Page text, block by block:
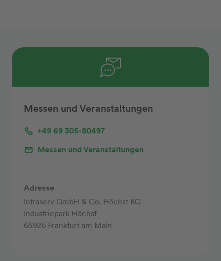
Messen und Veranstaltungen
+49 69 305-80497
Messen und Veranstaltungen
Adresse
Infraserv GmbH & Co. Höchst KG
Industriepark Höchst
65926 Frankfurt am Main